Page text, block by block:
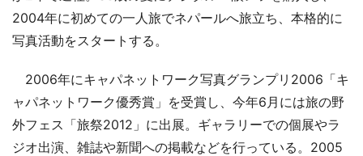
2004年に初めての一人旅でネパールへ旅立ち、本格的に
写真活動をスタートする。
2006年にキャパネットワーク写真グランプリ2006「キ
ャパネットワーク優秀賞」を受賞し、今年6月には旅の野
外フェス「旅祭2012」に出展。ギャラリーでの個展やラ
ジオ出演、雑誌や新聞への掲載などを行っている。2005